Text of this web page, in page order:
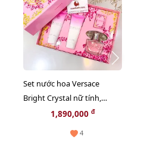
Set nước hoa Versace
Bright Crystal nữ tính,
quyến rũ và thanh khiết -
1,890,000 đ
4